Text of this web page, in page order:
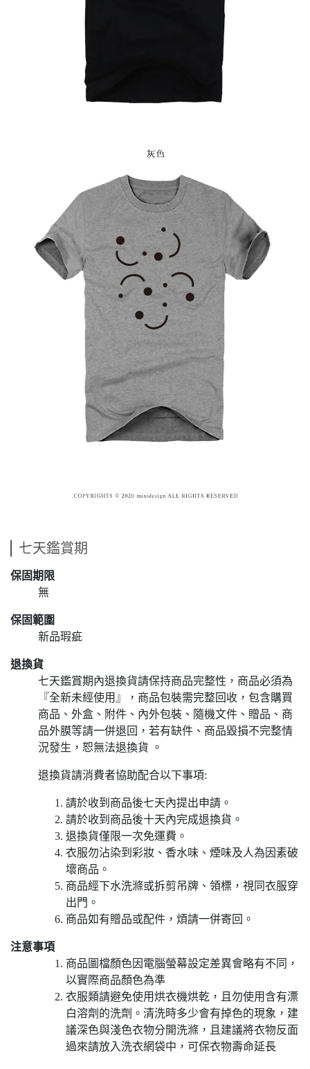
七天鑑賞期
保固期限
無
保固範圍
新品瑕疵
退換貨
七天鑑賞期內退換貨請保持商品完整性，商品必須為
『全新未經使用』，商品包裝需完整回收，包含購買
商品、外盒、附件、內外包裝、隨機文件、贈品、商
品外膜等請一併退回，若有缺件、商品毀損不完整情
況發生，恕無法退換貨 。
退換貨請消費者協助配合以下事項:
請於收到商品後七天內提出申請。
請於收到商品後十天內完成退換貨。
退換貨僅限一次免運費。
衣服勿沾染到彩妝、香水味、煙味及人為因素破
壞商品。
商品經下水洗滌或拆剪吊牌、領標，視同衣服穿
出門。
商品如有贈品或配件，煩請一併寄回。
注意事項
商品圖檔顏色因電腦螢幕設定差異會略有不同，
以實際商品顏色為準
衣服類請避免使用烘衣機烘乾，且勿使用含有漂
白溶劑的洗劑。清洗時多少會有掉色的現象，建
議深色與淺色衣物分開洗滌，且建議將衣物反面
過來請放入洗衣網袋中，可保衣物壽命延長